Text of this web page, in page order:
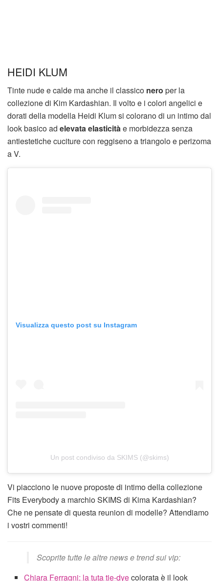
HEIDI KLUM
Tinte nude e calde ma anche il classico nero per la
collezione di Kim Kardashian. Il volto e i colori angelici e
dorati della modella Heidi Klum si colorano di un intimo dal
look basico ad elevata elasticitàe morbidezza senza
antiestetiche cuciture con reggiseno a triangolo e perizoma
a V.
Visualizza questo post su Instagram
Un post condiviso da SKIMS (@skims)
Vi piacciono le nuove proposte di intimo della collezione
Fits Everybody a marchio SKIMS di Kima Kardashian?
Che ne pensate di questa reunion di modelle? Attendiamo
i vostri commenti!
Scoprite tutte le altre news e trend sui vip:
Chiara Ferragni: la tuta tie-dyecolorata è il look